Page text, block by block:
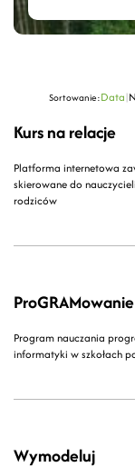
Sortowanie:Data|
Kurs na relacje
Platforma internetowa
skierowane do
rodziców
Program nauczania
informatyki w szkołach
Wymodeluj